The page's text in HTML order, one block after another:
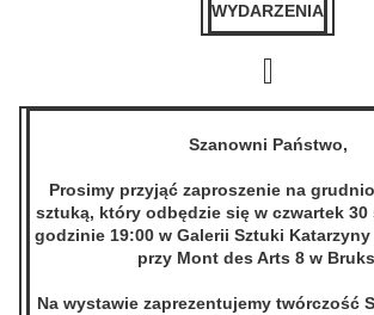
WYDARZENIA
Szanowni Państwo,
Prosimy przyjąć zaproszenie na
sztuką, który odbędzie się w czwartek 30
godzinie 19:00 w Galerii Sztuki
przy Mont des Arts 8 w
Na wystawie zaprezentujemy twórczość